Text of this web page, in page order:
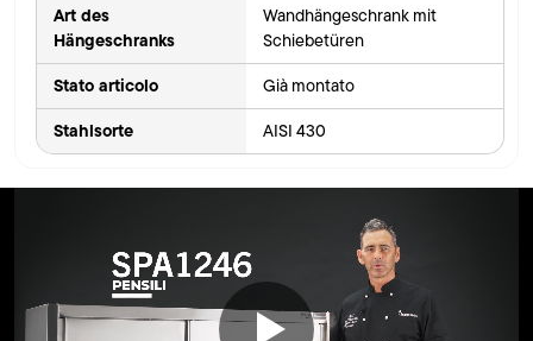
Art des
Hängeschranks
Wandhängeschrank mit
Schiebetüren
Stato articolo Già montato
Stahlsorte AISI 430